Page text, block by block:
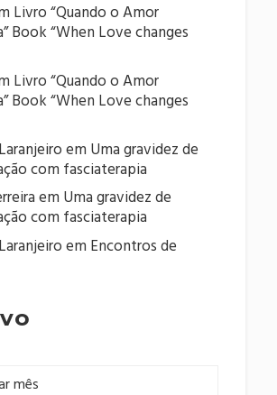
Livro “Quando o Amor
Book “When Love changes
Livro “Quando o Amor
Book “When Love changes
em Uma gravidez de
com fasciaterapia
em Uma gravidez de
com fasciaterapia
em Encontros de